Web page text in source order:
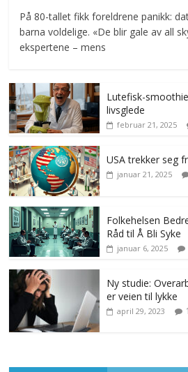
På 80-tallet fikk foreldrene panikk:
barna voldelige. «De blir gale av all
ekspertene – mens
Lutefisk-
livsglede
februar 21, 2025
USA trekker seg
januar 21, 2025
Folkehelsen
Råd til Å Bli Syke
januar 6, 2025
Ny studie:
er veien til lykke
april 29, 2023 1